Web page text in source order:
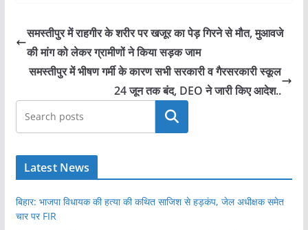
समस्तीपुर में राहगीर के शरीर पर खजूर का पेड़ गिरने से मौत, मुआवजे
की मांग को लेकर ग्रामीणों ने किया सड़क जाम
समस्तीपुर में भीषण गर्मी के कारण सभी सरकारी व गैरसरकारी स्कूल
24 जून तक बंद, DEO ने जारी किए आदेश..
खोजें
Latest News
बिहार: भाजपा विधायक की हत्या की कथित साजिश से हड़कंप, जेल अधीक्षक समेत
चार पर FIR